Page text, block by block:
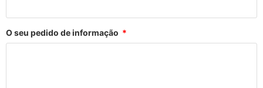
O seu pedido de informação